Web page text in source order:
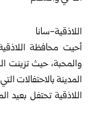
اللاذقية-سانا
أحيت محافظة
والمحبة، حيث تزينت
المدينة بالاحتفالات